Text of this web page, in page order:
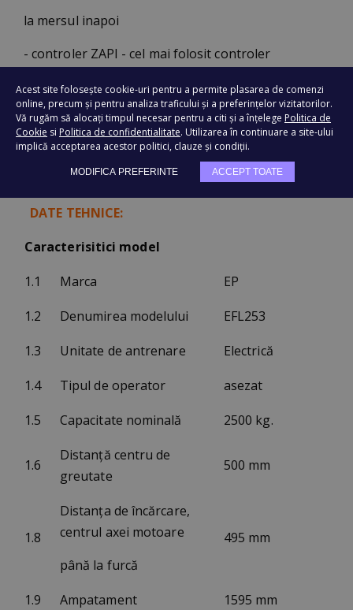
Acest site folosește cookie-uri pentru a permite plasarea de comenzi
online, precum și pentru analiza traficului și a preferințelor vizitatorilor.
Vă rugăm să alocați timpul necesar pentru a citi și a înțelege Politica de
Cookie si Politica de confidentialitate. Utilizarea în continuare a site-ului
implică acceptarea acestor politici, clauze și condiții.
MODIFICA PREFERINTE ACCEPT TOATE
la mersul inapoi
- controler ZAPI - cel mai folosit controler
profesional
- TELEMATICS - MONITORIZAREA ON-LINE A
STARII DE FUNCTIONARE SI A MODULUI DE
UTILIZARE
DATE TEHNICE:
Caracterisitici model
1.1
Marca
EP
1.2
Denumirea modelului
EFL253
1.3
Unitate de antrenare
Electrică
1.4
Tipul de operator
asezat
1.5
Capacitate nominală 2500 kg.
1.6
Distanță centru de
greutate
500 mm
1.8
Distanța de încărcare,
centrul axei motoare
până la furcă
495 mm
1.9 Ampatament
1595 mm